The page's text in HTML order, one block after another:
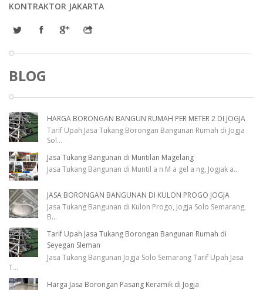
KONTRAKTOR JAKARTA
BLOG
HARGA BORONGAN BANGUN RUMAH PER METER 2 DI JOGJA
Tarif Upah Jasa Tukang Borongan Bangunan Rumah di Jogja
Sol...
Jasa Tukang Bangunan di Muntilan Magelang
Jasa Tukang Bangunan di Muntil a n M a gel a ng, Jogjak a...
JASA BORONGAN BANGUNAN DI KULON PROGO JOGJA
Jasa Tukang Bangunan di Kulon Progo, Jogja Solo Semarang,
B...
Tarif Upah Jasa Tukang Borongan Bangunan Rumah di
Seyegan Sleman
Jasa Tukang Bangunan Jogja Solo Semarang Tarif Upah Jasa
T...
Harga Jasa Borongan Pasang Keramik di Jogja